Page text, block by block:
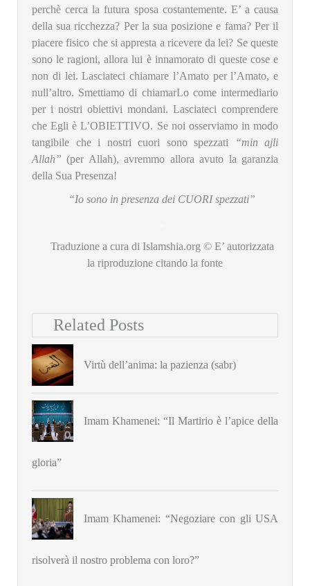
perchè cerca la futura sposa costantemente. E’ a causa
della sua ricchezza? Per la sua posizione e fama? Per il
piacere fisico che si appresta a ricevere da lei? Se queste
sono le ragioni, allora lui è innamorato di queste cose e
non di lei. Lasciateci chiamare l’Amato per l’Amato, e
null’altro. Smettiamo di chiamarLo come intermediario
per i nostri obiettivi mondani. Lasciateci comprendere
che Egli è L’OBIETTIVO. Se noi osserviamo in modo
tangibile che i nostri cuori sono spezzati
“min ajli
Allah”(per Allah), avremmo allora avuto la garanzia
della Sua Presenza!
“Io sono in presenza dei CUORI spezzati”
Traduzione a cura di Islamshia.org © E’ autorizzata
la riproduzione citando la fonte
Related Posts
Virtù dell’anima: la pazienza (sabr)
Imam Khamenei: “Il Martirio è l’apice della
gloria”
Imam Khamenei: “Negoziare con gli USA
risolverà il nostro problema con loro?”